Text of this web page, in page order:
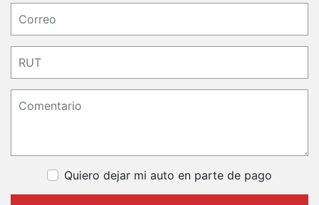
Quiero dejar mi auto en parte de pago